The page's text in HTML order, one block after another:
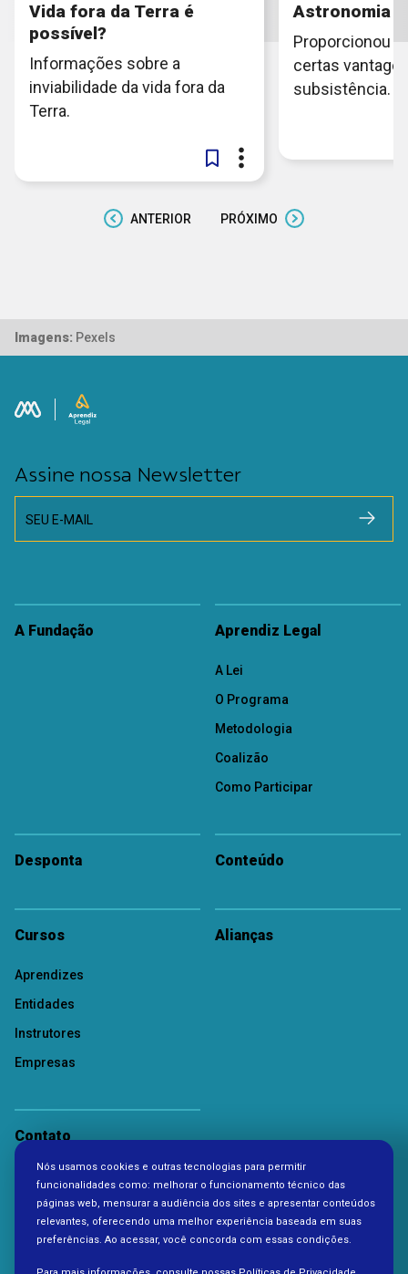
Vida fora da Terra é
possível?
Informações sobre a
inviabilidade da vida fora da
Terra.
Astronomia
Proporcionou
certas
subsistência.
ANTERIOR PRÓXIMO
Imagens: Pexels
Assine nossa Newsletter
SEU E-MAIL
A Fundação Aprendiz Legal
A Lei
O Programa
Metodologia
Coalizão
Como Participar
Desponta Conteúdo
Cursos
Aprendizes
Entidades
Instrutores
Empresas
Alianças
Contato
Nós usamos cookies e outras tecnologias para permitir
funcionalidades como: melhorar o funcionamento técnico das
páginas web, mensurar a audiência dos sites e apresentar conteúdos
relevantes, oferecendo uma melhor experiência baseada em suas
preferências. Ao acessar, você concorda com essas condições.